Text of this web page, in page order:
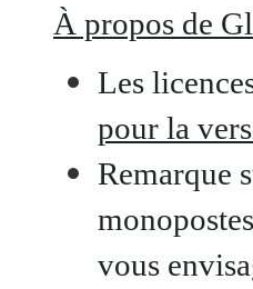
À propos de
Les
pour la
Remarque
vous